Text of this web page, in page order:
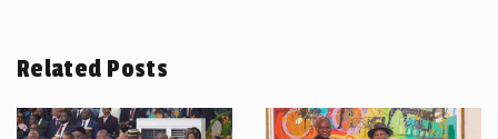
Related Posts